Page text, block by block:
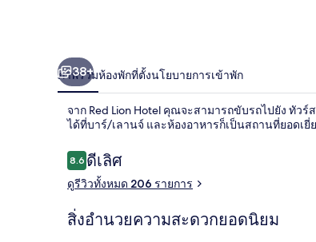
38+
ภาพรวมห้องพักที่ตั้งนโยบายการเข้าพัก
จาก Red Lion Hotel คุณจะสามารถขับรถไปยัง ทัว
ได้ที่บาร์/เลานจ์ และห้องอาหารก็เป็นสถานที่ยอดเ
รีวิว
8.68.6 จาก 10
ดีเลิศ
ดูรีวิวทั้งหมด 206 รายการ
สิ่งอำนวยความสะดวกยอดนิยม